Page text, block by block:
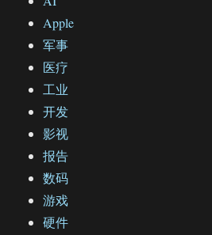
Apple
军事
医疗
工业
开发
影视
报告
数码
游戏
硬件